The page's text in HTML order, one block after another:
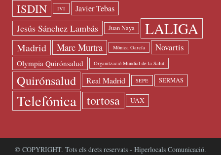
ISDIN IVI Javier Tebas
Jesús Sánchez Lambás Juan Naya LALIGA
Madrid Marc Murtra Mónica García Novartis
Olympia Quirónsalud Organització Mundial de la Salut
Quirónsalud Real Madrid SEPE SERMAS
Telefónica tortosa UAX
© COPYRIGHT. Tots els drets reservats - Hiperlocals Comunicació.